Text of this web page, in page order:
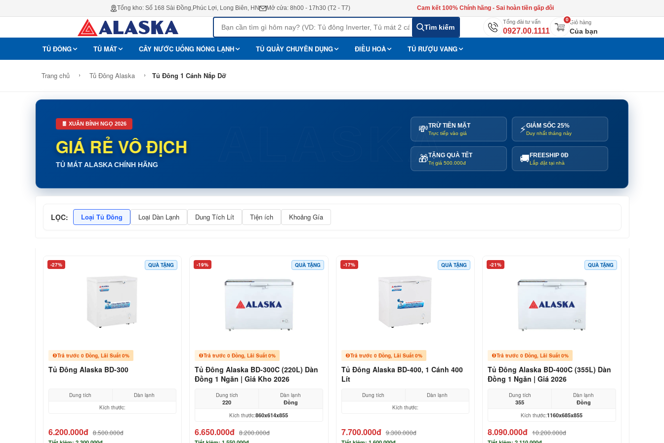
Tổng kho: Số 168 Sài Đồng,Phúc Lợi, Long Biên, HN Mở cửa: 8h00 - 17h30 (T2 - T7) Cam kết 100% Chính hãng - Sai hoàn tiền gấp đôi
Tìm kiếm
Tổng đài tư vấn
0927.00.1111
0Giỏ hàng
Của bạn
TỦ ĐÔNG TỦ MÁT CÂY NƯỚC UỐNG NÓNG LẠNH TỦ QUẦY CHUYÊN DỤNG ĐIỀU HOÀ TỦ RƯỢU VANG
Trang chủ › Tủ Đông Alaska › Tủ Đông 1 Cánh Nắp Dỡ
ALASKA
🧧 XUÂN BÍNH NGỌ 2026
GIÁ RẺ VÔ ĐỊCH
TỦ MÁT ALASKA CHÍNH HÃNG
💸TRỪ TIỀN MẶT
Trực tiếp vào giá ⚡GIẢM SỐC 25%
Duy nhất tháng này
🎁TẶNG QUÀ TẾT
Trị giá 500.000đ 🚚 FREESHIP 0Đ
Lắp đặt tại nhà
LỌC: Loại Tủ Đông Loại Dàn Lạnh Dung Tích Lít Tiện ích Khoảng Gía
-27% QUÀ TẶNG
Trả trước 0 Đồng, Lãi Suất 0%
Tủ Đông Alaska BD-300
Dung tích
Dàn lạnh
Kích thước:
6.200.000đ 8.500.000đ
-19% QUÀ TẶNG
Trả trước 0 Đồng, Lãi Suất 0%
Tủ Đông Alaska BD-300C (220L) Dàn
Đồng 1 Ngăn | Giá Kho 2026
Dung tích
220
Dàn lạnh
Đồng
Kích thước:860x614x855
6.650.000đ 8.200.000đ
-17% QUÀ TẶNG
Trả trước 0 Đồng, Lãi Suất 0%
Tủ Đông Alaska BD-400, 1 Cánh 400
Lít
Dung tích
Dàn lạnh
Kích thước:
7.700.000đ 9.300.000đ
-21% QUÀ TẶNG
Trả trước 0 Đồng, Lãi Suất 0%
Tủ Đông Alaska BD-400C (355L) Dàn
Đồng 1 Ngăn | Giá 2026
Dung tích
355
Dàn lạnh
Đồng
Kích thước:1160x685x855
8.090.000đ 10.200.000đ